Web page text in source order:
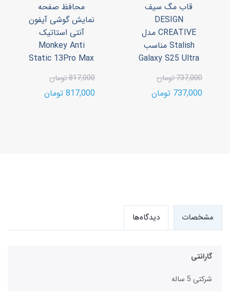
قاب مگ سیف
DESIGN
CREATIVE مدل
Stalish مناسب
Galaxy S25 Ultra
737,000 تومان
737,000 تومان
محافظ صفحه
نمایش گوشی آیفون
آنتی استاتیک
Monkey Anti
Static 13Pro Max
817,000 تومان
817,000 تومان
مشخصات دیدگاه‌ها
گارانتی
شرکتی 5 ساله